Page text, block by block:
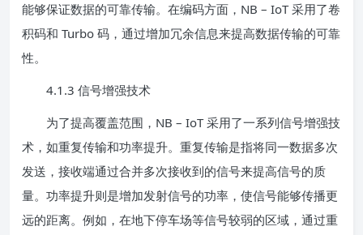
能够保证数据的可靠传输。在编码方面，NB – IoT 采用了卷
积码和 Turbo 码，通过增加冗余信息来提高数据传输的可靠
性。
4.1.3 信号增强技术
为了提高覆盖范围，NB – IoT 采用了一系列信号增强技
术，如重复传输和功率提升。重复传输是指将同一数据多次
发送，接收端通过合并多次接收到的信号来提高信号的质
量。功率提升则是增加发射信号的功率，使信号能够传播更
远的距离。例如，在地下停车场等信号较弱的区域，通过重